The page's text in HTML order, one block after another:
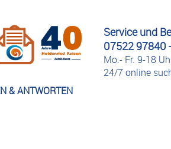
& ANTWORTEN
Service und
07522 97840
Mo.- Fr. 9-18
24/7 online